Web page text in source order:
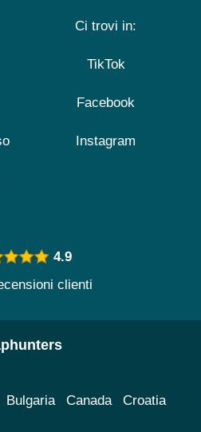
Ci trovi in:
TikTok
Facebook
Instagram
4.9
clienti
Bulgaria Canada Croatia